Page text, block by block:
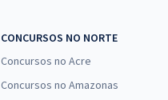
CONCURSOS NO NORTE
Concursos no Acre
Concursos no Amazonas